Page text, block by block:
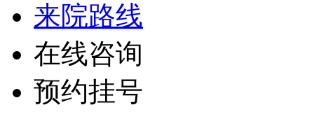
来院路线
在线咨询
预约挂号